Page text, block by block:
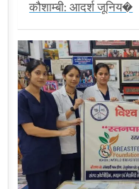
कौशाम्बी: आदर्श जूनिय�